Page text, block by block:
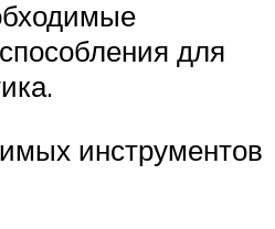
для
инструментов